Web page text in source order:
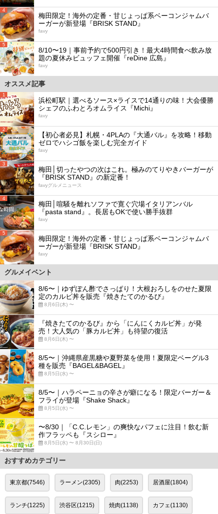
4
梅田限定！海外の定番・甘じょっぱ系ベーコンジャムバ
ーガーが新登場『BRISK STAND』
favy
5
8/10〜19｜事前予約で500円引き！最大4時間食べ飲み放
題の夏休みビュッフェ開催『reDine 広島』
favy
オススメ記事
1
浜松町駅｜選べるソース×ライスで14通りの味！大会優勝
シェフのふわとろオムライス『Michi』
favy
2
【初心者必見】札幌・4PLAの『大通バル』を攻略！移動
ゼロでハシゴ飯を楽しむ完全ガイド
favy
3
梅田│切ったやつの次はこれ。極みのてりやきバーガーが
『BRISK STAND』の新定番！
favyグルメニュース
4
梅田│喧騒を離れソファで寛ぐ穴場イタリアンバル
『pasta stand』。長居もOKで使い勝手抜群
favy
5
梅田限定！海外の定番・甘じょっぱ系ベーコンジャムバ
ーガーが新登場『BRISK STAND』
favy
グルメイベント
8/6〜｜ゆずぽん酢でさっぱり！大根おろしをのせた夏限
定のカルビ丼を販売『焼きたてのかるび』
8月6日(木) 〜
『焼きたてのかるび』から「にんにくカルビ丼」が発
売！大人気の「豚カルビ丼」も待望の復活
8月6日(木) 〜
8/5〜｜沖縄県産黒糖や夏野菜を使用！夏限定ベーグル3
種を販売『BAGEL&BAGEL』
8月5日(水) 〜
8/5〜｜ハラペーニョの辛さが癖になる！限定バーガー＆
フライが登場『Shake Shack』
8月5日(水) 〜
〜8/30｜「C.C.レモン」の爽快なパフェに注目！飲む新
作フラッペも『スシロー』
8月5日(水) 〜 8月30日(日)
おすすめカテゴリー
東京都(7546) ラーメン(2305) 肉(2253) 居酒屋(1804)
ランチ(1225) 渋谷区(1215) 焼肉(1138) カフェ(1130)